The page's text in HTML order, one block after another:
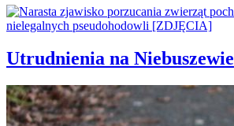
Utrudnienia na Niebuszewie